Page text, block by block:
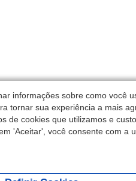
informações sobre como você
tornar sua experiência a mais
de cookies que utilizamos e
'Aceitar', você consente com a